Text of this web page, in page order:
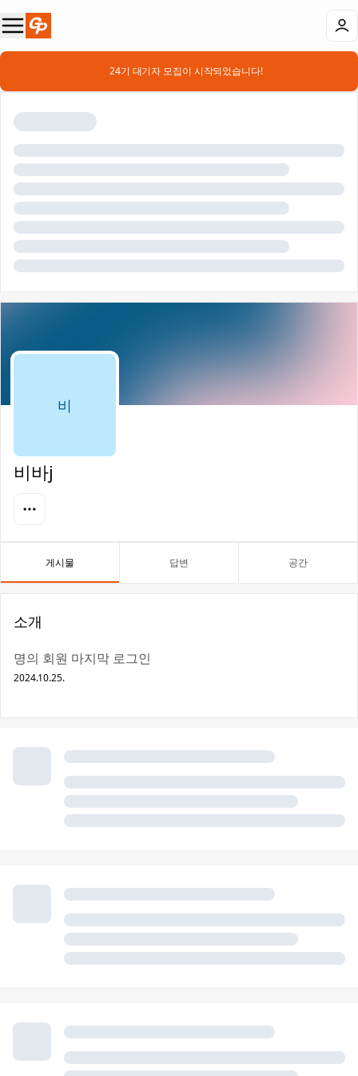
📣 24기 대기자 모집이 시작되었습니다!
비
비바j
게시물 답변 공간
소개
명의 회원 마지막 로그인
2024.10.25.